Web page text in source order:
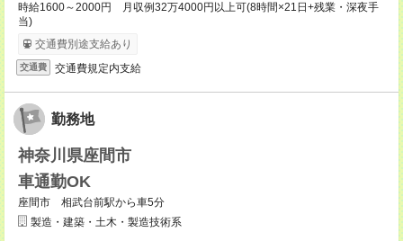
時給1600～2000円 月収例32万4000円以上可(8時間×21日+残業・深夜手
当)
交通費別途支給あり
交通費 交通費規定内支給
勤務地
神奈川県座間市
車通勤OK
座間市 相武台前駅から車5分
製造・建築・土木・製造技術系